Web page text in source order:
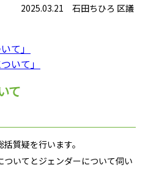
2025.03.21 石田ちひろ 区議
て」
いて」
て
質疑を行います。
いてとジェンダーについて伺い